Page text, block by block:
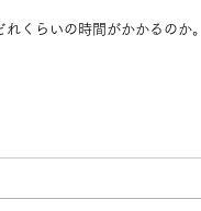
くらいの時間がかかるのか。